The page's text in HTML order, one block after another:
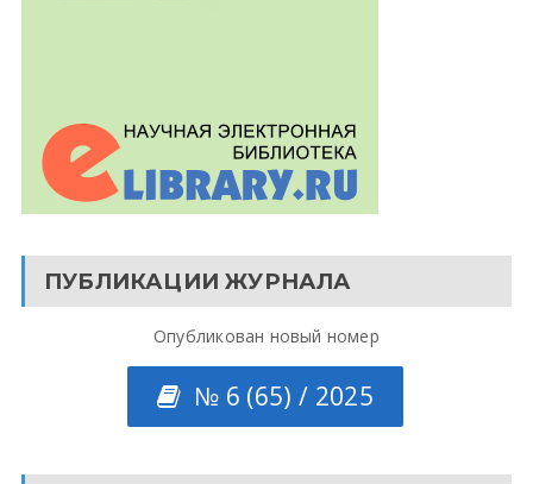
ПУБЛИКАЦИИ ЖУРНАЛА
Опубликован новый номер
№ 6 (65) / 2025